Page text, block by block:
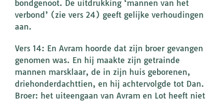
bondgenoot. De uitdrukking ‘mannen van het
verbond’ (zie vers 24) geeft gelijke verhoudingen
aan.
Vers 14: En Avram hoorde dat zijn broer gevangen
genomen was. En hij maakte zijn getrainde
mannen marsklaar, de in zijn huis geborenen,
driehonderdachttien, en hij achtervolgde tot Dan.
Broer: het uiteengaan van Avram en Lot heeft niet